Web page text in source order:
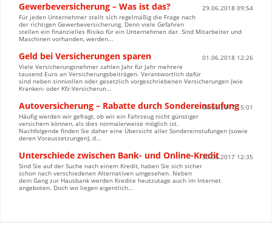
Gewerbeversicherung – Was ist das?
29.06.2018 09:54
Für jeden Unternehmer stellt sich regelmäßig die Frage nach
der richtigen Gewerbeversicherung. Denn viele Gefahren
stellen ein finanzielles Risiko für ein Unternehmen dar. Sind Mitarbeiter und
Maschinen vorhanden, werden...
Geld bei Versicherungen sparen
01.06.2018 12:26
Viele Versicherungsnehmer zahlen Jahr für Jahr mehrere
tausend Euro an Versicherungsbeiträgen. Verantwortlich dafür
sind neben sinnvollen oder gesetzlich vorgeschriebenen Versicherungen (wie
Kranken- oder Kfz-Versicherun...
Autoversicherung – Rabatte durch Sondereinstufung
04.08.2017 15:01
Häufig werden wir gefragt, ob wir ein Fahrzeug nicht günstiger
versichern können, als dies normalerweise möglich ist.
Nachfolgende finden Sie daher eine Übersicht aller Sondereinstufungen (sowie
deren Voraussetzungen), d...
Unterschiede zwischen Bank- und Online-Kredit30.06.2017 12:35
Sind Sie auf der Suche nach einem Kredit, haben Sie sich sicher
schon nach verschiedenen Alternativen umgesehen. Neben
dem Gang zur Hausbank werden Kredite heutzutage auch im Internet
angeboten. Doch wo liegen eigentlich...